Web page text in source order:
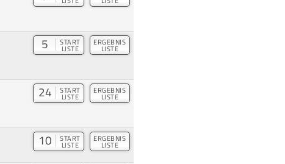
5 START
LISTE
ERGEBNIS
LISTE
24 START
LISTE
ERGEBNIS
LISTE
10 START
LISTE
ERGEBNIS
LISTE